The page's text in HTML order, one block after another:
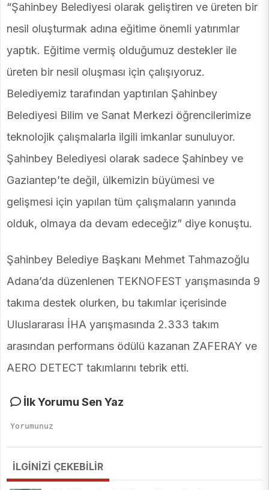
“Şahinbey Belediyesi olarak geliştiren ve üreten bir
nesil oluşturmak adına eğitime önemli yatırımlar
yaptık. Eğitime vermiş olduğumuz destekler ile
üreten bir nesil oluşması için çalışıyoruz.
Belediyemiz tarafından yaptırılan Şahinbey
Belediyesi Bilim ve Sanat Merkezi öğrencilerimize
teknolojik çalışmalarla ilgili imkanlar sunuluyor.
Şahinbey Belediyesi olarak sadece Şahinbey ve
Gaziantep’te değil, ülkemizin büyümesi ve
gelişmesi için yapılan tüm çalışmaların yanında
olduk, olmaya da devam edeceğiz” diye konuştu.
Şahinbey Belediye Başkanı Mehmet Tahmazoğlu
Adana’da düzenlenen TEKNOFEST yarışmasında 9
takıma destek olurken, bu takımlar içerisinde
Uluslararası İHA yarışmasında 2.333 takım
arasından performans ödülü kazanan ZAFERAY ve
AERO DETECT takımlarını tebrik etti.
İlk Yorumu Sen Yaz
İLGİNİZİ ÇEKEBİLİR